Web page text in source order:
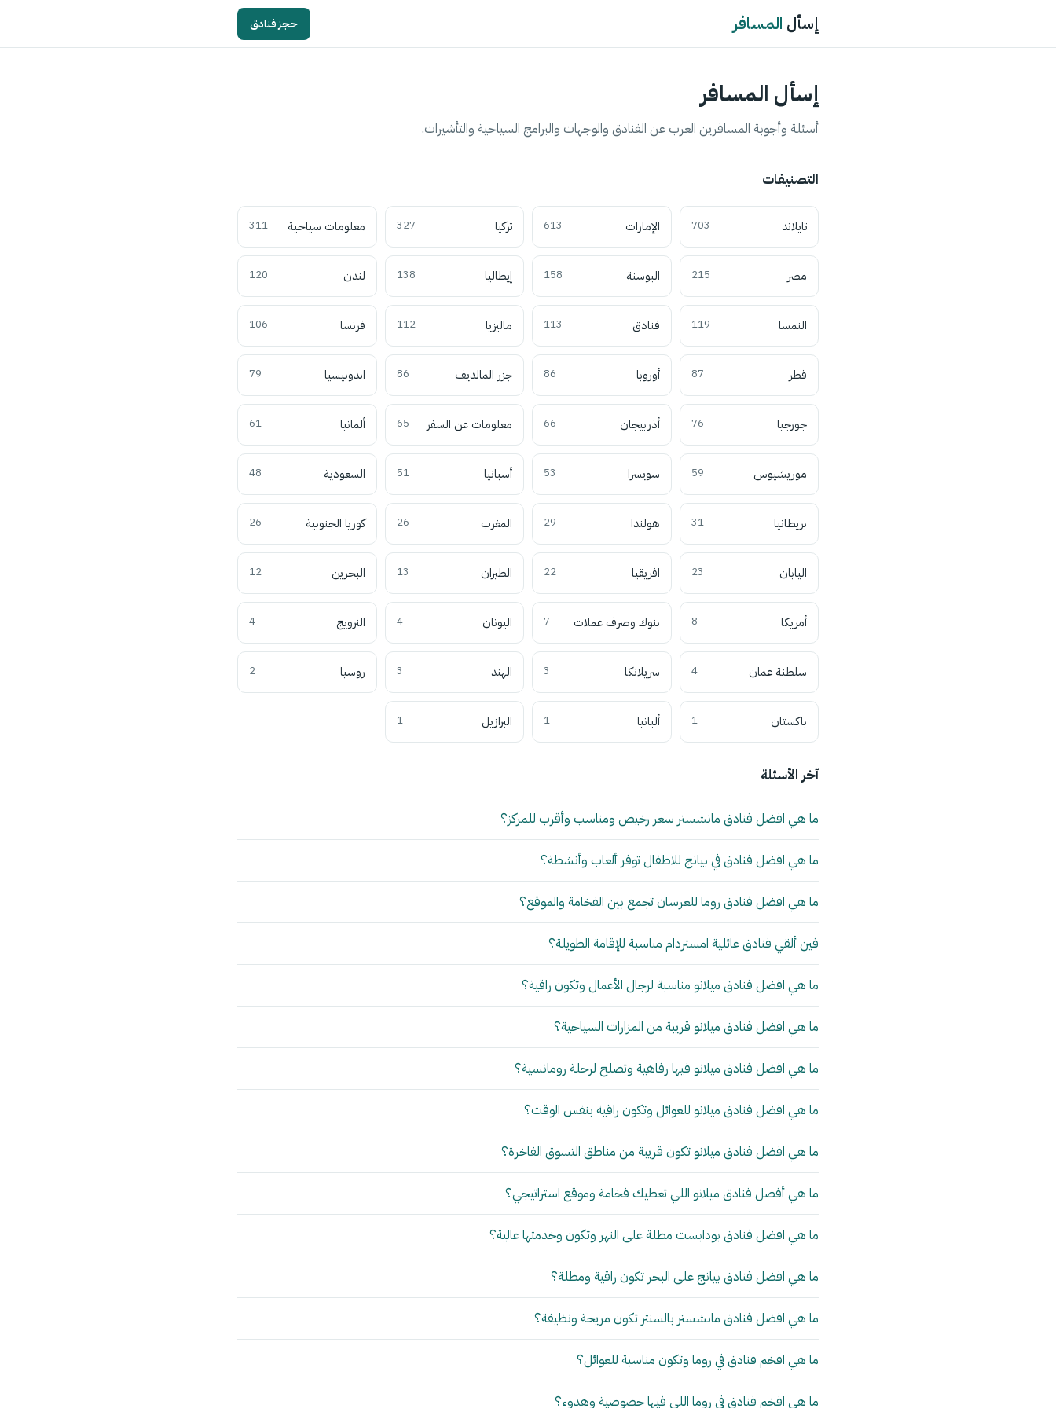
إسأل المسافر حجز فنادق
إسأل المسافر
أسئلة وأجوبة المسافرين العرب عن الفنادق والوجهات والبرامج السياحية والتأشيرات.
التصنيفات
تايلاند 703 الإمارات 613 تركيا 327 معلومات سياحية 311
مصر 215 البوسنة 158 إيطاليا 138 لندن 120
النمسا 119 فنادق 113 ماليزيا 112 فرنسا 106
قطر 87 أوروبا 86 جزر المالديف 86 اندونيسيا 79
جورجيا 76 أذربيجان 66 معلومات عن السفر 65 ألمانيا 61
موريشيوس 59 سويسرا 53 أسبانيا 51 السعودية 48
بريطانيا 31 هولندا 29 المغرب 26 كوريا الجنوبية 26
اليابان 23 افريقيا 22 الطيران 13 البحرين 12
أمريكا 8 بنوك وصرف عملات 7 اليونان 4 النرويج 4
سلطنة عمان 4 سريلانكا 3 الهند 3 روسيا 2
باكستان 1 ألبانيا 1 البرازيل 1
آخر الأسئلة
ما هي افضل فنادق مانشستر سعر رخيص ومناسب وأقرب للمركز؟
ما هي افضل فنادق في بيانج للاطفال توفر ألعاب وأنشطة؟
ما هي افضل فنادق روما للعرسان تجمع بين الفخامة والموقع؟
فين ألقي فنادق عائلية امستردام مناسبة للإقامة الطويلة؟
ما هي افضل فنادق ميلانو مناسبة لرجال الأعمال وتكون راقية؟
ما هي افضل فنادق ميلانو قريبة من المزارات السياحية؟
ما هي افضل فنادق ميلانو فيها رفاهية وتصلح لرحلة رومانسية؟
ما هي افضل فنادق ميلانو للعوائل وتكون راقية بنفس الوقت؟
ما هي افضل فنادق ميلانو تكون قريبة من مناطق التسوق الفاخرة؟
ما هي أفضل فنادق ميلانو اللي تعطيك فخامة وموقع استراتيجي؟
ما هي افضل فنادق بودابست مطلة على النهر وتكون وخدمتها عالية؟
ما هي افضل فنادق بيانج على البحر تكون راقية ومطلة؟
ما هي افضل فنادق مانشستر بالسنتر تكون مريحة ونظيفة؟
ما هي افخم فنادق في روما وتكون مناسبة للعوائل؟
ما هي افخم فنادق في روما اللي فيها خصوصية وهدوء؟